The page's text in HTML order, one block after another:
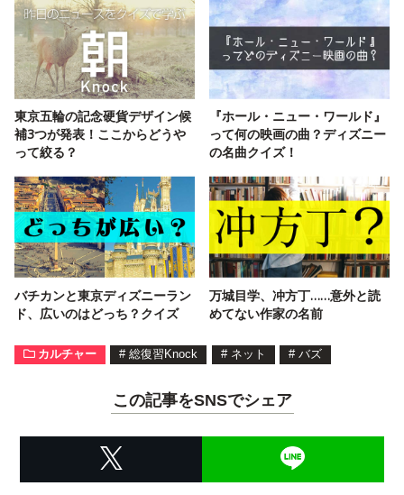
東京五輪の記念硬貨デザイン候
補3つが発表！ここからどうや
って絞る？
『ホール・ニュー・ワールド』
って何の映画の曲？ディズニー
の名曲クイズ！
バチカンと東京ディズニーラン
ド、広いのはどっち？クイズ
万城目学、冲方丁……意外と読
めてない作家の名前
カルチャー # 総復習Knock # ネット # バズ
この記事をSNSでシェア